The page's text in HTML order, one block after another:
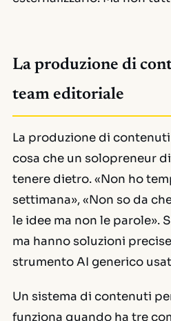
La produzione di
team editoriale
La produzione di
cosa che un solopreneur
tenere dietro. «Non ho
settimana», «Non so da
le idee ma non le parole».
ma hanno soluzioni
strumento AI generico
Un sistema di contenuti
funziona quando ha tre